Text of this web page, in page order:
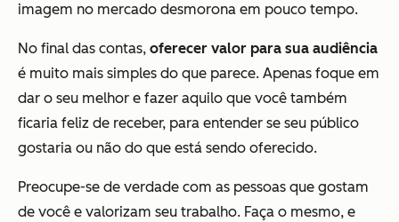
imagem no mercado desmorona em pouco tempo.
No final das contas, oferecer valor para sua audiência
é muito mais simples do que parece. Apenas foque em
dar o seu melhor e fazer aquilo que você também
ficaria feliz de receber, para entender se seu público
gostaria ou não do que está sendo oferecido.
Preocupe-se de verdade com as pessoas que gostam
de você e valorizam seu trabalho. Faça o mesmo, e